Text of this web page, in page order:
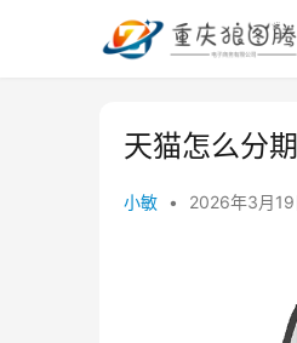
天猫怎么分
小敏 • 2026年3月